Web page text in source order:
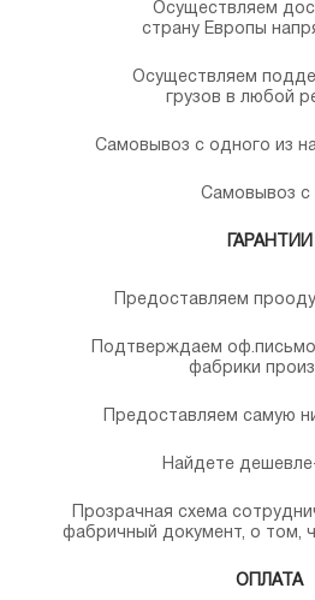
Осуществляем
страну Европы
Осуществляем
грузов в любой
Самовывоз с одного из
Самовывоз с
ГАРАНТИИ
Предоставляем
Подтверждаем
фабрики
Предоставляем самую
Найдете
Прозрачная схема
фабричный документ, о том,
ОПЛАТА